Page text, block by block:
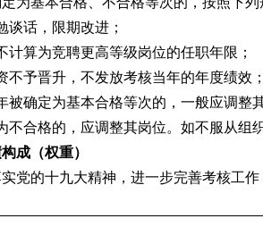
谈话，限期改进；
计算为竞聘更高等级岗位的任职年限；
不予晋升，不发放考核当年的年度绩效
被确定为基本合格等次的，一般应调整
不合格的，应调整其岗位。如不服从
成（权重）
党的十九大精神，进一步完善考核工